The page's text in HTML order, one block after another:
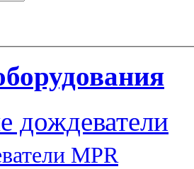
дождеватели
MPR